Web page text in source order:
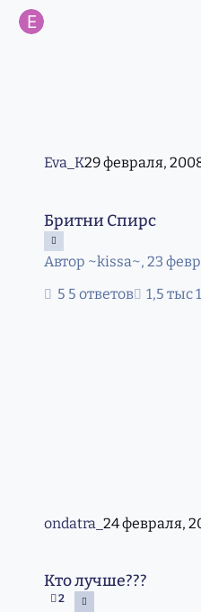
Eva_K29 февраля,
Бритни Спирс
Автор ~kissa~, 23
5 ответов
ondatra_ 24 февраля,
Кто лучше???
2